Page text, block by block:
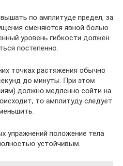
по амплитуде предел, за
сменяются явной болью.
уровень гибкости должен
постепенно.
точках растяжения обычно
до минуты. При этом
должно медленно сойти на
то амплитуду следует
упражнений положение тела
устойчивым.